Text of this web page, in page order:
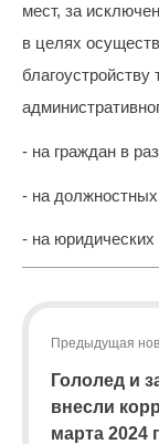
части
квитанции)
Приемная
(8142)
86
08:00
до
мест, за
в целях
- на граждан в
- на
- на
Предыдущая
Гололед и
внесли
марта 2024